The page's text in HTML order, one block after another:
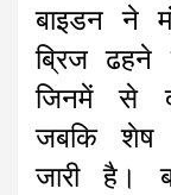
बाइडन ने
ब्रिज
जिनमें से
जबकि शेष
जारी है।